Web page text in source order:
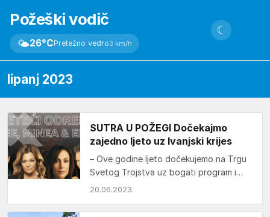
Požeški vodič
🌤26°CPretežno vedro3 km/h
☾
lipanj 2023
SUTRA U POŽEGI Dočekajmo
zajedno ljeto uz Ivanjski krijes
– Ove godine ljeto dočekujemo na Trgu
Svetog Trojstva uz bogati program i
tradicionalno paljenje ivanjskog krijesa –
20.06.2023.